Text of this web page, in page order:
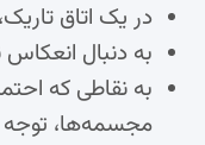
در یک اتاق
به دنبال انعکاس
به نقاطی که
مجسمه‌ها، توجه